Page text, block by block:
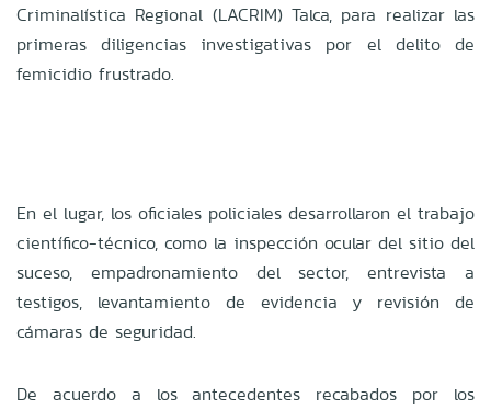
Criminalística Regional (LACRIM) Talca, para realizar las
primeras diligencias investigativas por el delito de
femicidio frustrado.
En el lugar, los oficiales policiales desarrollaron el trabajo
científico-técnico, como la inspección ocular del sitio del
suceso, empadronamiento del sector, entrevista a
testigos, levantamiento de evidencia y revisión de
cámaras de seguridad.
De acuerdo a los antecedentes recabados por los